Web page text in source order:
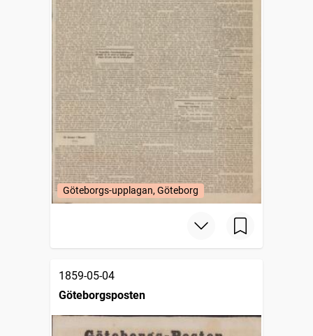
Göteborgs-upplagan, Göteborg
1859-05-04
Göteborgsposten